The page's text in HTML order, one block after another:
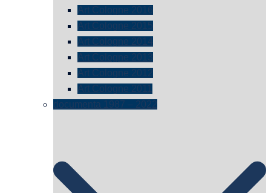
Art Cologne 2016
Art Cologne 2015
Art Cologne 2014
Art Cologne 2013
Art Cologne 2012
Art Cologne 2011
documenta 1987 – 2022